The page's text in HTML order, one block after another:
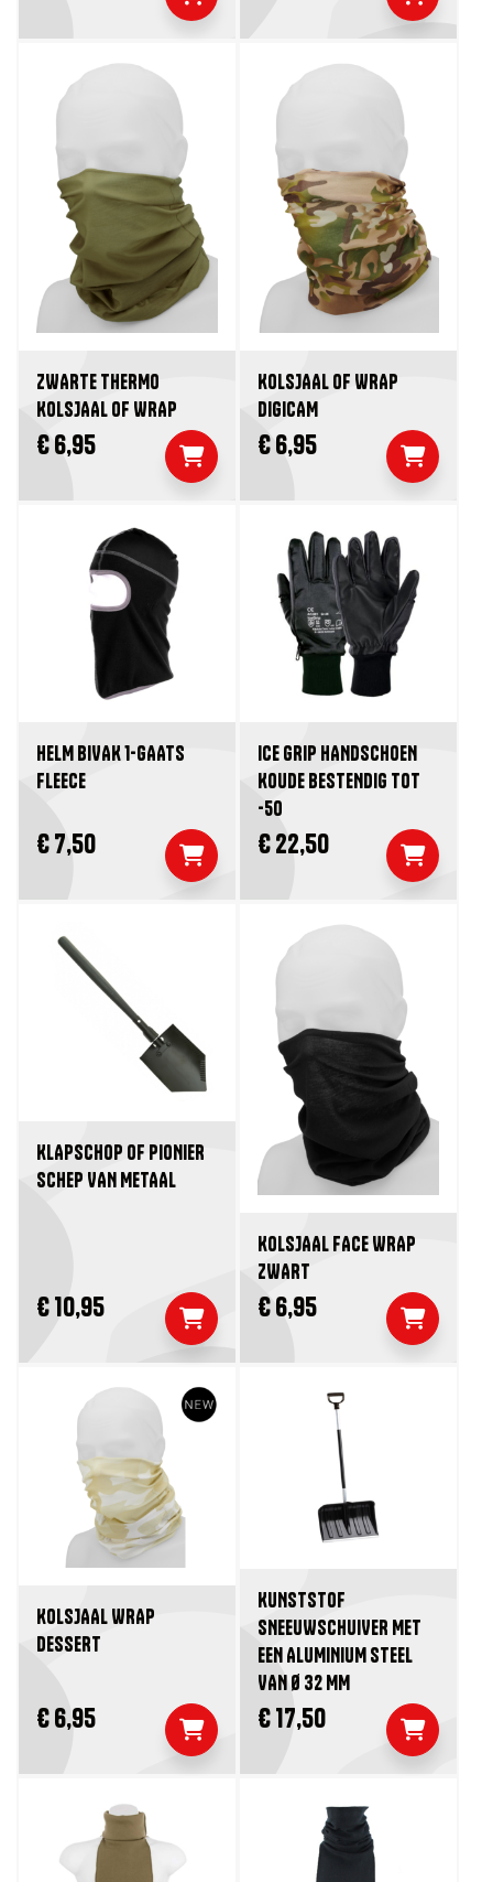
ZWARTE THERMO
KOLSJAAL OF WRAP
€ 6,95
KOLSJAAL OF WRAP
DIGICAM
€ 6,95
HELM BIVAK 1-GAATS
FLEECE
€ 7,50
ICE GRIP HANDSCHOEN
KOUDE BESTENDIG TOT
-50
€ 22,50
KLAPSCHOP OF PIONIER
SCHEP VAN METAAL
€ 10,95
KOLSJAAL FACE WRAP
ZWART
€ 6,95
KOLSJAAL WRAP
DESSERT
€ 6,95
KUNSTSTOF
SNEEUWSCHUIVER MET
EEN ALUMINIUM STEEL
VAN Ø 32 MM
€ 17,50